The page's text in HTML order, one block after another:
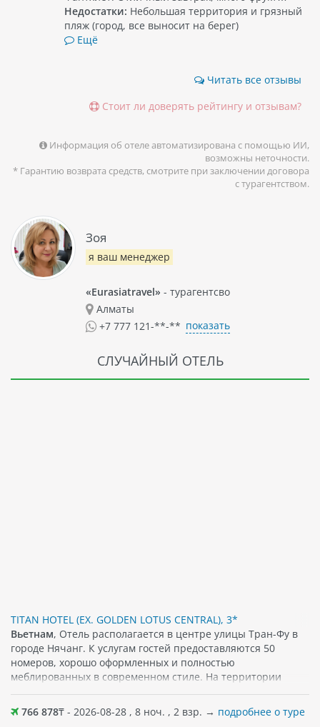
Недостатки: Небольшая территория и грязный
пляж (город, все выносит на берег)
Ещё
Читать все отзывы
Стоит ли доверять рейтингу и отзывам?
Информация об отеле автоматизирована с помощью ИИ,
возможны неточности.
* Гарантию возврата средств, смотрите при заключении договора
с турагентством.
Зоя
я ваш менеджер
«Eurasiatravel» - турагентсво
Алматы
+7 777 121-**-** показать
СЛУЧАЙНЫЙ ОТЕЛЬ
TITAN HOTEL (EX. GOLDEN LOTUS CENTRAL), 3*
Вьетнам, Отель располагается в центре улицы Тран-Фу в
городе Нячанг. К услугам гостей предоставляются 50
номеров, хорошо оформленных и полностью
меблированных в современном стиле. На территории
Поблизости не только магазины, кафе и рестораны, но и
песчаный пляж прямо через дорогу от отеля. Также рядом
766 878₸ - 2026-08-28 , 8 ноч. , 2 взр. → подробнее о туре